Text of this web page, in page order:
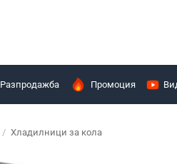
Разпродажба Промоция
/ Хладилници за кола